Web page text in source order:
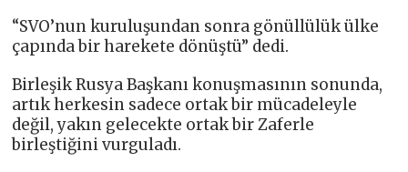
“SVO’nun kuruluşundan sonra gönüllülük ülke
çapında bir harekete dönüştü” dedi.
Birleşik Rusya Başkanı konuşmasının sonunda,
artık herkesin sadece ortak bir mücadeleyle
değil, yakın gelecekte ortak bir Zaferle
birleştiğini vurguladı.